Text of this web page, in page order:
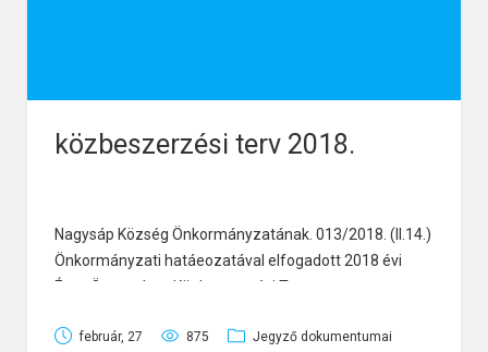
közbeszerzési terv 2018.
Nagysáp Község Önkormányzatának. 013/2018. (II.14.)
Önkormányzati hatáeozatával elfogadott 2018 évi
Éves Összesített Közbeszerzési Terve
sorszám
Pályázat
konstrukció megnevezése
február, 27 875 Jegyző dokumentumai